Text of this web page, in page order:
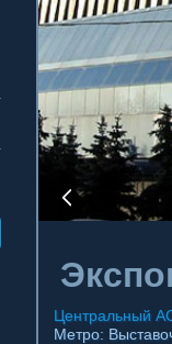
Центральный
Метро: